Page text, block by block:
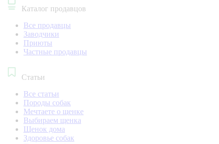
Каталог продавцов
Все продавцы
Заводчики
Приюты
Частные продавцы
Статьи
Все статьи
Породы собак
Мечтаете о щенке
Выбираем щенка
Щенок дома
Здоровье собак